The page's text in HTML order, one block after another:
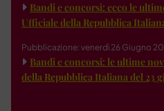
Bandi e concorsi: ecco le
Ufficiale della Repubblica
Pubblicazione: venerdì 26 Giugno
Bandi e concorsi: le ultime
della Repubblica Italiana del 23